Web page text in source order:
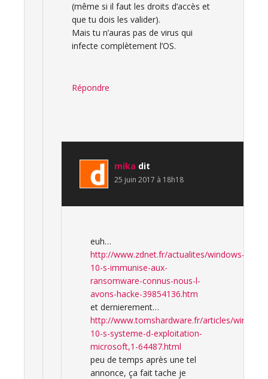
(même si il faut les droits d’accès et
que tu dois les valider).
Mais tu n’auras pas de virus qui
infecte complètement l’OS.
Répondre
mika dit
25 juin 2017 à 18h18
euh…
http://www.zdnet.fr/actualites/windows-
10-s-immunise-aux-
ransomware-connus-nous-l-
avons-hacke-39854136.htm
et dernierement…
http://www.tomshardware.fr/articles/
10-s-systeme-d-exploitation-
microsoft,1-64487.html
peu de temps après une tel
annonce, ça fait tache je